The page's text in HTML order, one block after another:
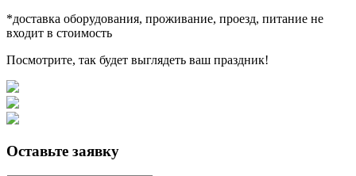
*доставка оборудования, проживание, проезд, питание не
входит в стоимость
Посмотрите, так будет выглядеть ваш праздник!
Оставьте заявку